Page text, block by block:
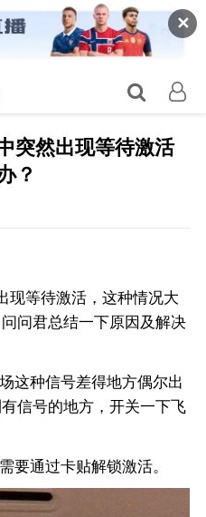
✕
突然出现等待激活
？
现等待激活，这种情况大
问君总结一下原因及解决
这种信号差得地方偶尔出
信号的地方，开关一下飞
要通过卡贴解锁激活。